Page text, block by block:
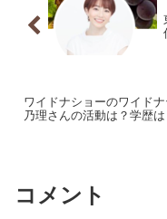
ワイドナショーのワイド
乃理さんの活動は？学歴は
コメント